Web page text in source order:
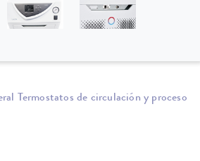
Termostatos de circulación y proceso